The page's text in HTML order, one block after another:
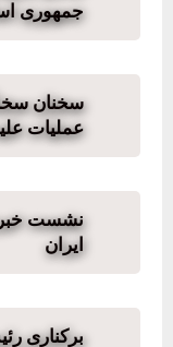
جمهوری
سخنان
عملیات
نشست خبری
ایران
برکناری